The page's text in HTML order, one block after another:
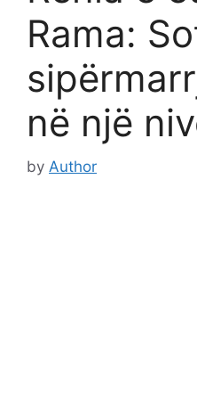
Rama:
në një
by Author